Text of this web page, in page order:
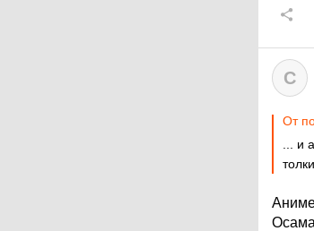
C
От
... и
Осама